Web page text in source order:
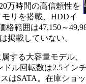
万時間の高信頼性を
リを搭載、HDDイ
範囲は47,150～
掲載していない。
する大容量モデル、
ル回転数は2.5イン
はSATA。在庫ショ